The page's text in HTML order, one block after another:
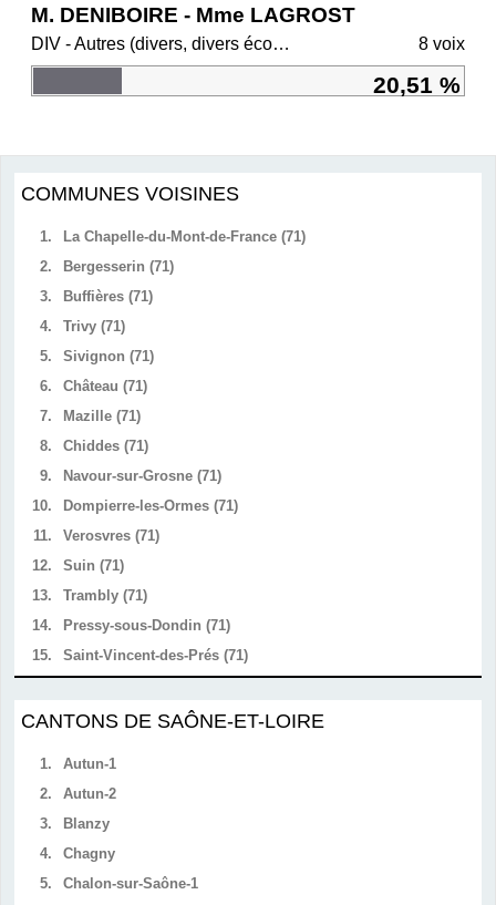
M. DENIBOIRE - Mme LAGROST
DIV - Autres (divers, divers écologistes, régionalistes) 8 voix
20,51 %
COMMUNES VOISINES
1.
La Chapelle-du-Mont-de-France (71)
2.
Bergesserin (71)
3.
Buffières (71)
4.
Trivy (71)
5.
Sivignon (71)
6.
Château (71)
7.
Mazille (71)
8.
Chiddes (71)
9.
Navour-sur-Grosne (71)
10.
Dompierre-les-Ormes (71)
11.
Verosvres (71)
12.
Suin (71)
13.
Trambly (71)
14.
Pressy-sous-Dondin (71)
15.
Saint-Vincent-des-Prés (71)
CANTONS DE SAÔNE-ET-LOIRE
1.
Autun-1
2.
Autun-2
3.
Blanzy
4.
Chagny
5.
Chalon-sur-Saône-1